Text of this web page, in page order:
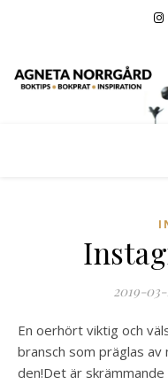
2019-03-
En oerhört viktig och välskriven skildring om en smutsig
bransch som präglas
den!️Det är